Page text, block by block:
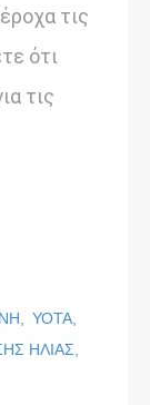
τις
ότι
τις
ΥΟΤΑ,
ΗΛΙΑΣ,